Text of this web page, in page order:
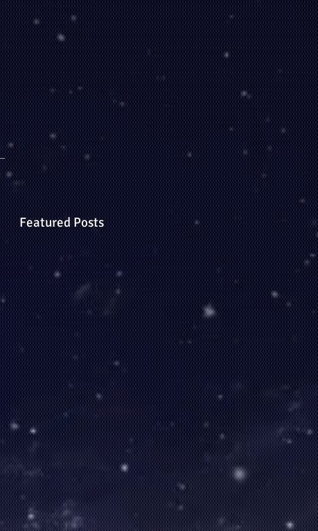
Featured Posts